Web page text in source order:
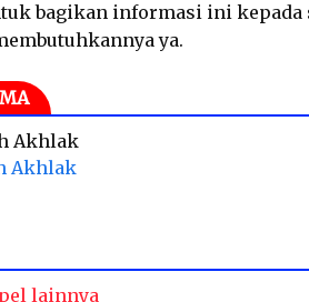
bagikan informasi ini kepada
ya.
Akhlak
Akhlak
lainnya